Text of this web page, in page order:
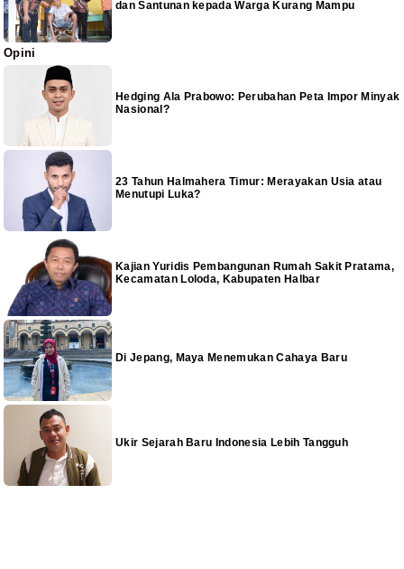
dan Santunan kepada Warga Kurang Mampu
Opini
Hedging Ala Prabowo: Perubahan Peta Impor Minyak
Nasional?
23 Tahun Halmahera Timur: Merayakan Usia atau
Menutupi Luka?
Kajian Yuridis Pembangunan Rumah Sakit Pratama,
Kecamatan Loloda, Kabupaten Halbar
Di Jepang, Maya Menemukan Cahaya Baru
Ukir Sejarah Baru Indonesia Lebih Tangguh